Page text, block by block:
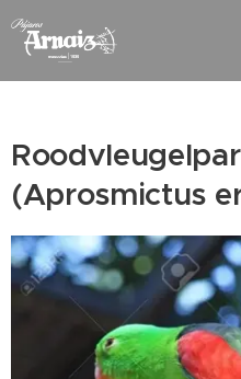
(Aprosmictus